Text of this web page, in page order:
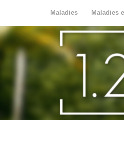
Maladies Maladies